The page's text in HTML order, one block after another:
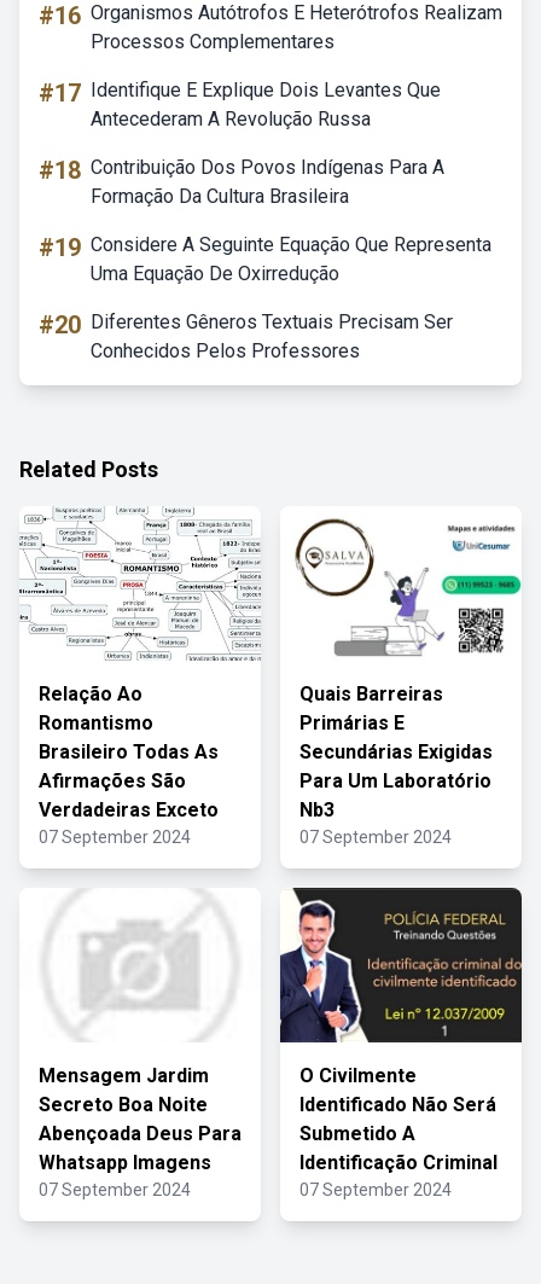
#16 Organismos Autótrofos E Heterótrofos Realizam
Processos Complementares
#17 Identifique E Explique Dois Levantes Que
Antecederam A Revolução Russa
#18 Contribuição Dos Povos Indígenas Para A
Formação Da Cultura Brasileira
#19 Considere A Seguinte Equação Que Representa
Uma Equação De Oxirredução
#20 Diferentes Gêneros Textuais Precisam Ser
Conhecidos Pelos Professores
Related Posts
Relação Ao
Romantismo
Brasileiro Todas As
Afirmações São
Verdadeiras Exceto
07 September 2024
Quais Barreiras
Primárias E
Secundárias Exigidas
Para Um Laboratório
Nb3
07 September 2024
Mensagem Jardim
Secreto Boa Noite
Abençoada Deus Para
Whatsapp Imagens
07 September 2024
O Civilmente
Identificado Não Será
Submetido A
Identificação Criminal
07 September 2024